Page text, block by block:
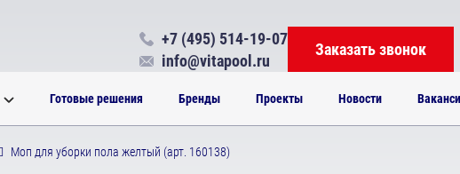
Готовые решения Бренды Проекты Новости
+7 (495) 514-19-07
info@vitapool.ru
Заказать звонок
Моп для уборки пола желтый (арт. 160138)